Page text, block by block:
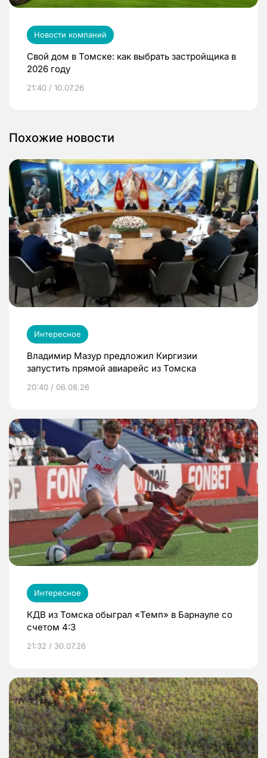
Новости компаний
Свой дом в Томске: как выбрать застройщика в
2026 году
21:40 / 10.07.26
Похожие новости
Интересное
Владимир Мазур предложил Киргизии
запустить прямой авиарейс из Томска
20:40 / 06.08.26
Интересное
КДВ из Томска обыграл «Темп» в Барнауле со
счетом 4:3
21:32 / 30.07.26